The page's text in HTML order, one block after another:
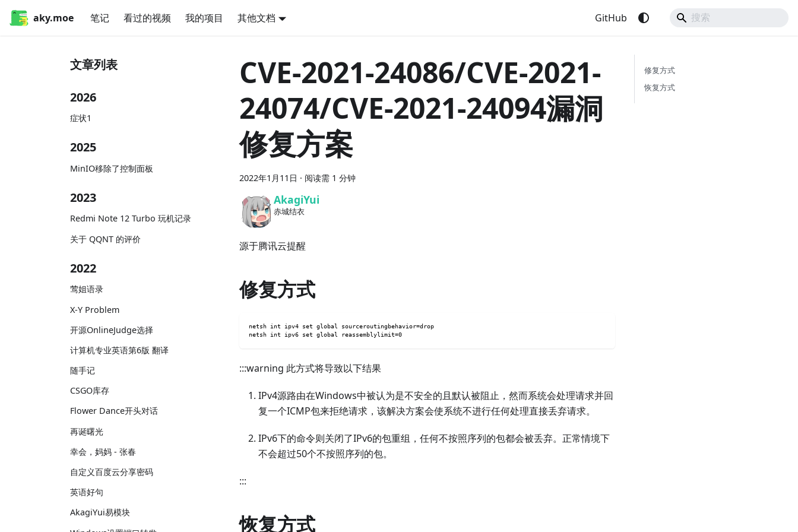
aky.moe 笔记 看过的视频 我的项目 其他文档 GitHub
文章列表
2026
症状1
2025
MinIO移除了控制面板
2023
Redmi Note 12 Turbo 玩机记录
关于 QQNT 的评价
2022
莺姐语录
X-Y Problem
开源OnlineJudge选择
计算机专业英语第6版 翻译
随手记
CSGO库存
Flower Dance开头对话
再诞曙光
幸会，妈妈 - 张春
自定义百度云分享密码
英语好句
AkagiYui易模块
CVE-2021-24086/CVE-2021-
24074/CVE-2021-24094漏洞
修复方案
2022年1月11日 · 阅读需 1 分钟
AkagiYui
赤城结衣
源于腾讯云提醒
修复方式
netsh int ipv4 set global sourceroutingbehavior=drop
netsh int ipv6 set global reassemblylimit=0
:::warning 此方式将导致以下结果
IPv4源路由在Windows中被认为是不安全的且默认被阻止，然而系统会处理请求并回
复一个ICMP包来拒绝请求，该解决方案会使系统不进行任何处理直接丢弃请求。
IPv6下的命令则关闭了IPv6的包重组，任何不按照序列的包都会被丢弃。正常情境下
不会超过50个不按照序列的包。
:::
恢复方式
修复方式
恢复方式